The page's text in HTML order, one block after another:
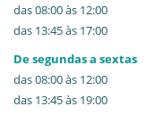
das 08:00 às 12:00
das 13:45 às 17:00
De segundas a sextas
das 08:00 às 12:00
das 13:45 às 19:00